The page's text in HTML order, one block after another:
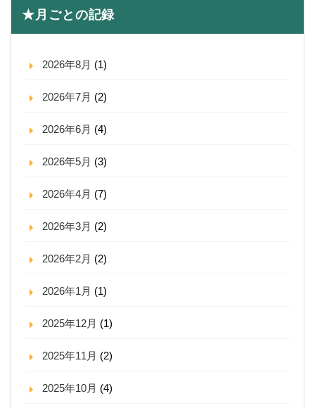
★月ごとの記録
2026年8月 (1)
2026年7月 (2)
2026年6月 (4)
2026年5月 (3)
2026年4月 (7)
2026年3月 (2)
2026年2月 (2)
2026年1月 (1)
2025年12月 (1)
2025年11月 (2)
2025年10月 (4)